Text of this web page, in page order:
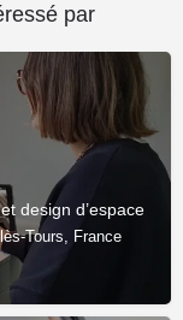
par
design d’espace
Tours, France